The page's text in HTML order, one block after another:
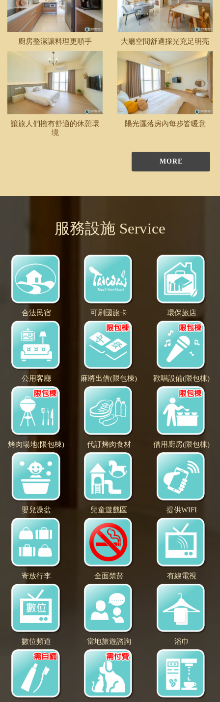
廚房整潔讓料理更順手 大廳空間舒適採光充足明亮
讓旅人們擁有舒適的休憩環
境
陽光灑落房內每步皆暖意
MORE
服務設施 Service
合法民宿 可刷國旅卡 環保旅店
公用客廳 麻將出借(限包棟) 歡唱設備(限包棟)
烤肉場地(限包棟) 代訂烤肉食材 借用廚房(限包棟)
嬰兒澡盆 兒童遊戲區 提供WIFI
寄放行李 全面禁菸 有線電視
數位頻道 當地旅遊諮詢 浴巾